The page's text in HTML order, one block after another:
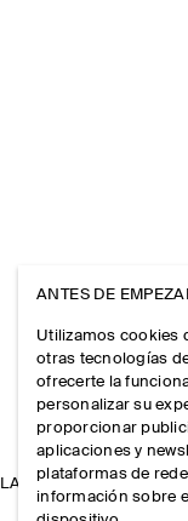
LA EMPRESA
ANTES DE
Utilizamos cookies
otras tecnologías
ofrecerte la
personalizar su
proporcionar
aplicaciones y
plataformas de
información sobre